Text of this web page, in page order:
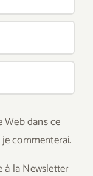
Web dans ce
commenterai.
à la Newsletter